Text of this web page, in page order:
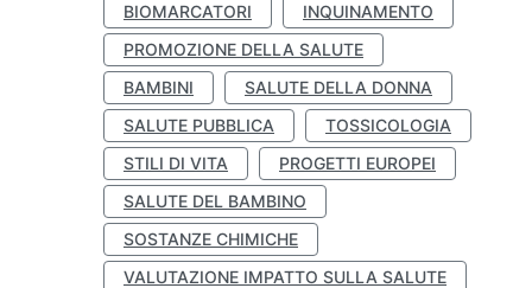
BIOMARCATORI
INQUINAMENTO
PROMOZIONE DELLA SALUTE
BAMBINI
SALUTE DELLA DONNA
SALUTE PUBBLICA
TOSSICOLOGIA
STILI DI VITA
PROGETTI EUROPEI
SALUTE DEL BAMBINO
SOSTANZE CHIMICHE
VALUTAZIONE IMPATTO SULLA SALUTE